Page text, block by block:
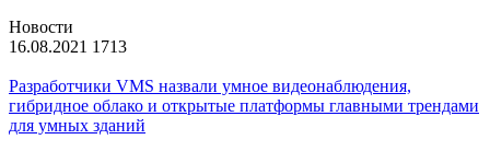
Новости
16.08.2021 1713
Разработчики VMS назвали умное видеонаблюдения,
гибридное облако и открытые платформы главными трендами
для умных зданий